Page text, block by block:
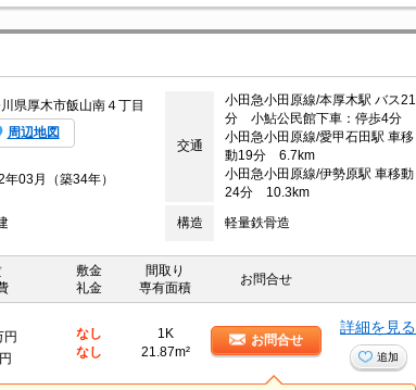
県厚木市飯山南４丁目
周辺地図
交通
小田急小田原線/本厚木駅 バス21
分 小鮎公民館下車：停歩4分
小田急小田原線/愛甲石田駅 車移
動19分 6.7km
小田急小田原線/伊勢原駅 車移動
24分 10.3km
年03月（築34年）
構造 軽量鉄骨造
敷金
礼金
間取り
専有面積
お問合せ
円
なし
なし
1K
21.87m²
お問合せ
詳細を見る
追加